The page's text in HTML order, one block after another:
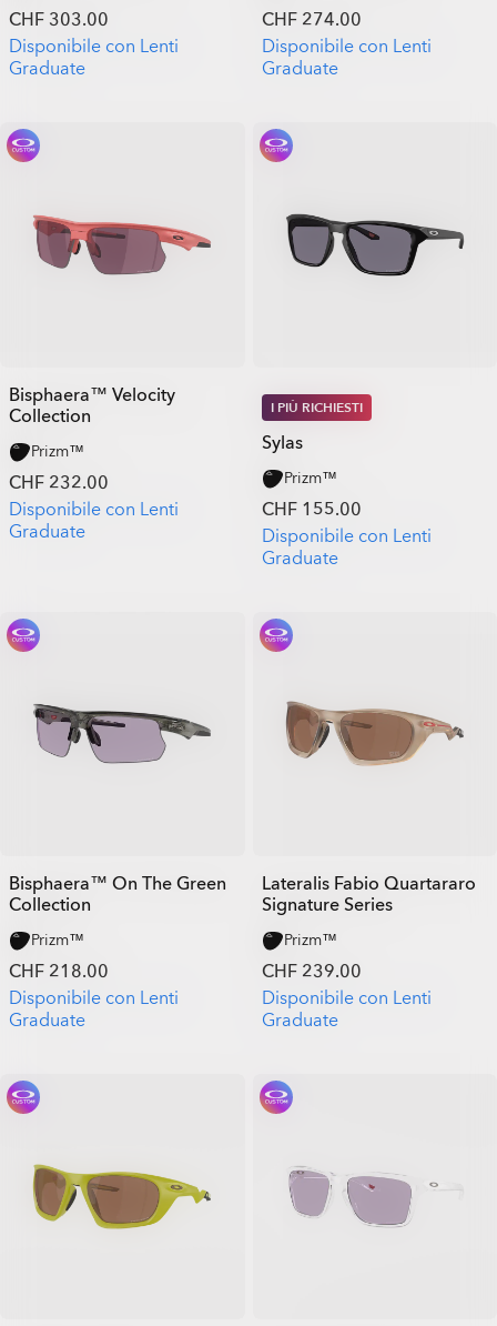
CHF 303.00
Disponibile con Lenti
Graduate
CHF 274.00
Disponibile con Lenti
Graduate
Bisphaera™ Velocity
Collection
Prizm™
CHF 232.00
Disponibile con Lenti
Graduate
I PIÙ RICHIESTI
Sylas
Prizm™
CHF 155.00
Disponibile con Lenti
Graduate
Bisphaera™ On The Green
Collection
Prizm™
CHF 218.00
Disponibile con Lenti
Graduate
Lateralis Fabio Quartararo
Signature Series
Prizm™
CHF 239.00
Disponibile con Lenti
Graduate